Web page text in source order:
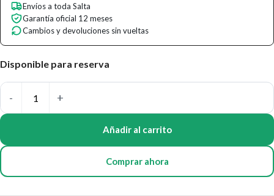
Envíos a toda Salta
Garantía oficial 12 meses
Cambios y devoluciones sin vueltas
Disponible para reserva
Añadir al carrito
Comprar ahora